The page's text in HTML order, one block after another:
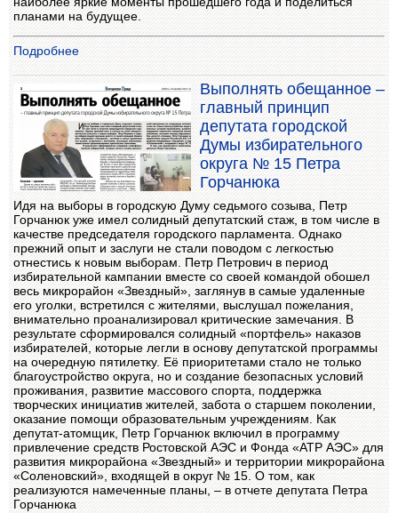
планами на будущее.
Подробнее
Выполнять обещанное –
главный принцип
депутата городской
Думы избирательного
округа № 15 Петра
Горчанюка
Идя на выборы в городскую Думу седьмого созыва, Петр
Горчанюк уже имел солидный депутатский стаж, в том числе в
качестве председателя городского парламента. Однако
прежний опыт и заслуги не стали поводом с легкостью
отнестись к новым выборам. Петр Петрович в период
избирательной кампании вместе со своей командой обошел
весь микрорайон «Звездный», заглянув в самые удаленные
его уголки, встретился с жителями, выслушал пожелания,
внимательно проанализировал критические замечания. В
результате сформировался солидный «портфель» наказов
избирателей, которые легли в основу депутатской программы
на очередную пятилетку. Её приоритетами стало не только
благоустройство округа, но и создание безопасных условий
проживания, развитие массового спорта, поддержка
творческих инициатив жителей, забота о старшем поколении,
оказание помощи образовательным учреждениям. Как
депутат-атомщик, Петр Горчанюк включил в программу
привлечение средств Ростовской АЭС и Фонда «АТР АЭС» для
развития микрорайона «Звездный» и территории микрорайона
«Соленовский», входящей в округ № 15. О том, как
реализуются намеченные планы, – в отчете депутата Петра
Горчанюка